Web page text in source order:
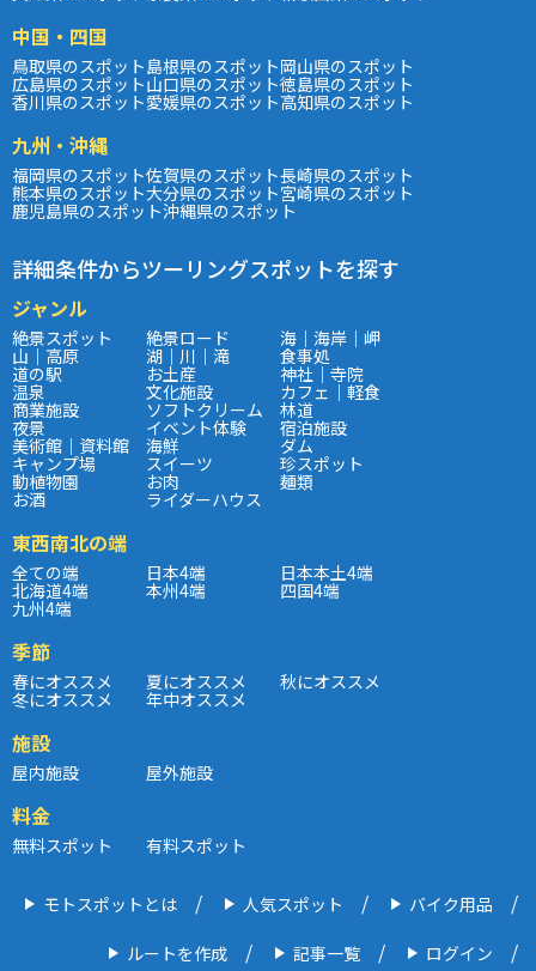
中国・四国
鳥取県のスポット島根県のスポット岡山県のスポット
広島県のスポット山口県のスポット徳島県のスポット
香川県のスポット愛媛県のスポット高知県のスポット
九州・沖縄
福岡県のスポット佐賀県のスポット長崎県のスポット
熊本県のスポット大分県のスポット宮崎県のスポット
鹿児島県のスポット沖縄県のスポット
詳細条件からツーリングスポットを探す
ジャンル
絶景スポット 絶景ロード 海｜海岸｜岬
山｜高原 湖｜川｜滝 食事処
道の駅 お土産 神社｜寺院
温泉 文化施設 カフェ｜軽食
商業施設 ソフトクリーム 林道
夜景 イベント体験 宿泊施設
美術館｜資料館 海鮮 ダム
キャンプ場 スイーツ 珍スポット
動植物園 お肉 麺類
お酒 ライダーハウス
東西南北の端
全ての端 日本4端 日本本土4端
北海道4端 本州4端 四国4端
九州4端
季節
春にオススメ 夏にオススメ 秋にオススメ
冬にオススメ 年中オススメ
施設
屋内施設 屋外施設
料金
無料スポット 有料スポット
モトスポットとは 人気スポット バイク用品
ルートを作成 記事一覧 ログイン